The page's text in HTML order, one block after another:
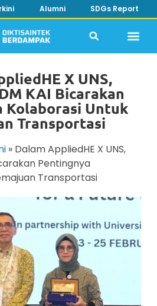
Alumni SDGs Report
X UNS,
KAI Bicarakan
Kolaborasi Untuk
Transportasi
» Dalam AppliedHE X UNS,
Pentingnya
Transportasi